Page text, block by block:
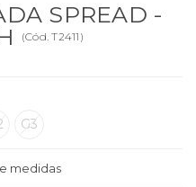
SPREAD -
(Cód.T2411 )
G3
medidas